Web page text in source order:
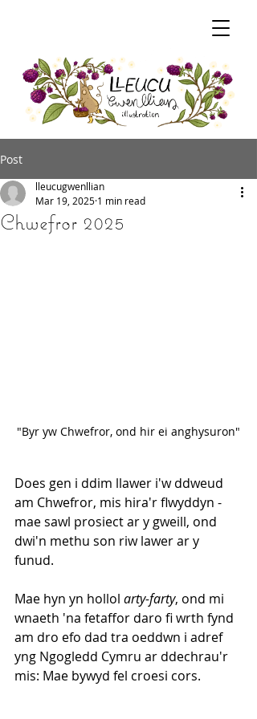
Post
Chwefror 2025
lleucugwenllian
Mar 19, 2025 1 min read
"Byr yw Chwefror, ond hir ei anghysuron"
Does gen i ddim llawer i'w ddweud
am Chwefror, mis hira'r flwyddyn -
mae sawl prosiect ar y gweill, ond
dwi'n methu son riw lawer ar y
funud.
Mae hyn yn hollol arty-farty, ond mi
wnaeth 'na fetaffor daro fi wrth fynd
am dro efo dad tra oeddwn i adref
yng Ngogledd Cymru ar ddechrau'r
mis: Mae bywyd fel croesi cors.